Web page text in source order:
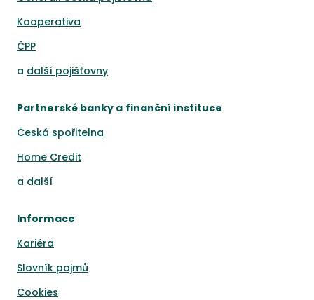
Kooperativa
ČPP
a další pojišťovny
Partnerské banky a finanční instituce
Česká spořitelna
Home Credit
a další
Informace
Kariéra
Slovník pojmů
Cookies